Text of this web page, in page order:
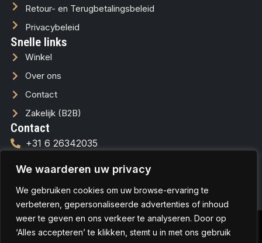
We waarderen uw privacy
We gebruiken cookies om uw browse-ervaring te
verbeteren, gepersonaliseerde advertenties of inhoud
weer te geven en ons verkeer te analyseren. Door op
‘Alles accepteren’ te klikken, stemt u in met ons gebruik
Retour- en Terugbetalingsbeleid
Privacybeleid
Snelle links
Winkel
Over ons
Contact
Zakelijk (B2B)
Contact
+31 6 26342035
info@lussofera.nl
© Copyrights 2026
LUSSOFERA
Hosted & Designed
Aangepaste
pictogrammen van